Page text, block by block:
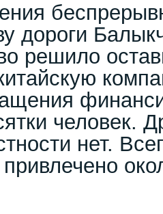
дороги
решило
человек.
нет.